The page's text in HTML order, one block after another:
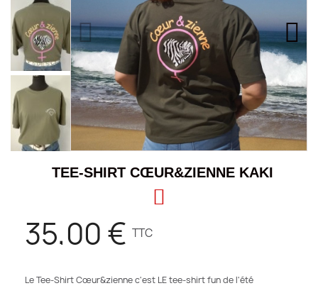
TEE-SHIRT CŒUR&ZIENNE KAKI
35,00 € TTC
Le Tee-Shirt Cœur&zienne c'est LE tee-shirt fun de l'été